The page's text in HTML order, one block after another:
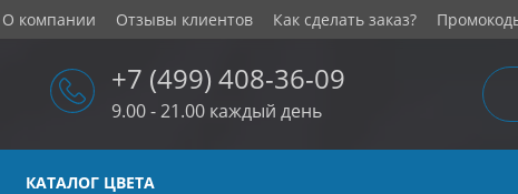
О компании Отзывы клиентов Как сделать заказ?
+7 (499) 408-36-09
9.00 - 21.00 каждый день
КАТАЛОГ ЦВЕТА